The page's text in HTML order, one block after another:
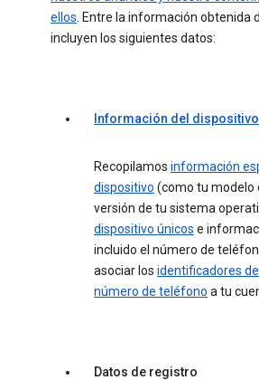
ellos. Entre la información obtenida
incluyen los siguientes datos:
Información del dispositivo
Recopilamos información
dispositivo (como tu modelo
versión de tu sistema
dispositivo únicos e
incluido el número de
asociar los identificadores
número de teléfono a tu
Datos de registro